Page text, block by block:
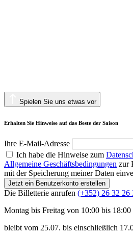
Spielen Sie uns etwas vor
Erhalten Sie Hinweise auf das Beste der Saison
Ihre E-Mail-Adresse
Ich habe die Hinweise zum
Allgemeine Geschäftsbedingungen zur
mit der Speicherung meiner Daten
Jetzt ein Benutzerkonto erstellen
Die Billetterie anrufen (+352) 26 32 26
Montag bis Freitag von 10:00 bis
bleibt vom 25.07. bis einschließlich